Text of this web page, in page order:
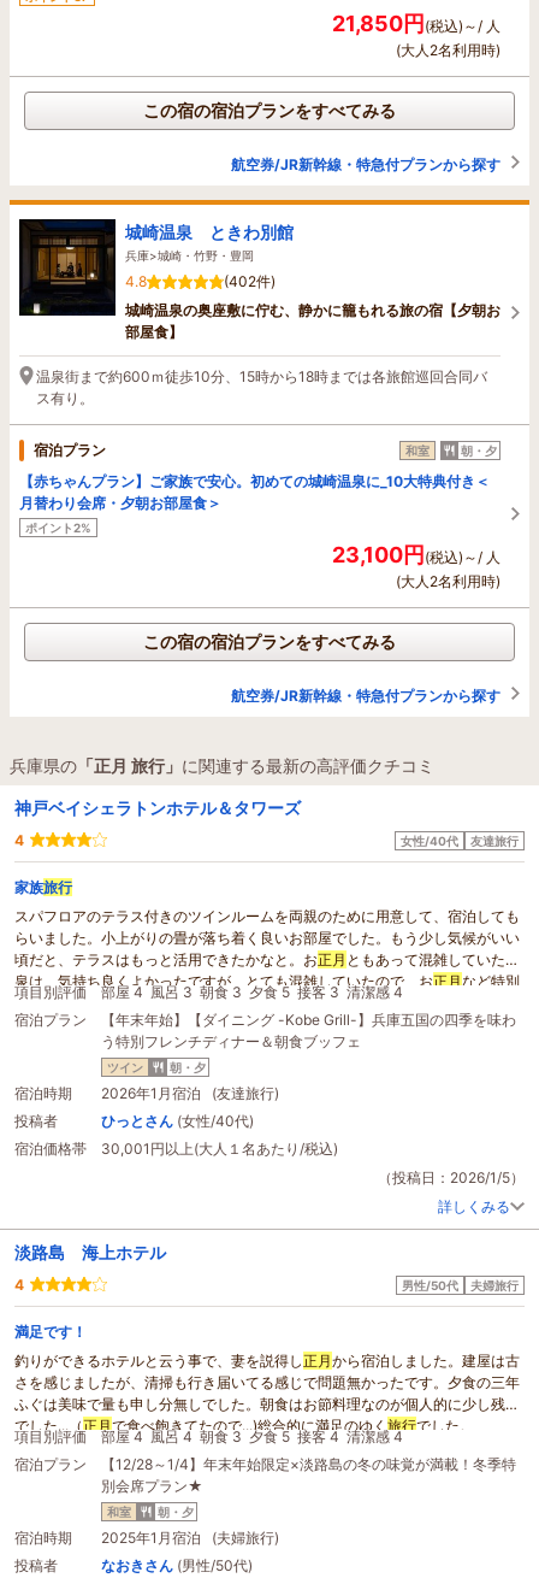
21,850円(税込)～/ 人
(大人2名利用時)
この宿の宿泊プランをすべてみる
航空券/JR新幹線・特急付プランから探す
城崎温泉 ときわ別館
兵庫>城崎・竹野・豊岡
4.8
(402件)
城崎温泉の奥座敷に佇む、静かに籠もれる旅の宿【夕朝お
部屋食】
温泉街まで約600ｍ徒歩10分、15時から18時までは各旅館巡回合同バ
ス有り。
宿泊プラン 和室 朝・夕
【赤ちゃんプラン】ご家族で安心。初めての城崎温泉に_10大特典付き＜
月替わり会席・夕朝お部屋食＞
ポイント2%
23,100円(税込)～/ 人
(大人2名利用時)
この宿の宿泊プランをすべてみる
航空券/JR新幹線・特急付プランから探す
兵庫県の 「正月 旅行」 に関連する最新の高評価クチコミ
神戸ベイシェラトンホテル＆タワーズ
4 女性/40代 友達旅行
家族旅行
スパフロアのテラス付きのツインルームを両親のために用意して、宿泊しても
らいました。小上がりの畳が落ち着く良いお部屋でした。もう少し気候がいい
頃だと、テラスはもっと活用できたかなと。お正月 ともあって混雑していた温
泉は、気持ち良くよかったですが、とても混雑していたので、お正月など特別
な期間など宿泊者の多い時だけでも、日帰りを中止してもらったほうが、宿泊
者にはやさしいかなと思いました。朝はゆっくりと入れたので。両親は全般的
に満足のようでした。
項目別評価 部屋 4 風呂 3 朝食 3 夕食 5 接客 3 清潔感 4
宿泊プラン
【年末年始】【ダイニング -Kobe Grill-】兵庫五国の四季を味わ
う特別フレンチディナー＆朝食ブッフェ
ツイン 朝・夕
宿泊時期
2026年1月宿泊 (友達旅行)
投稿者
ひっとさん (女性/40代)
宿泊価格帯
30,001円以上(大人１名あたり/税込)
（投稿日：2026/1/5）
詳しくみる
淡路島 海上ホテル
4 男性/50代 夫婦旅行
満足です！
釣りができるホテルと云う事で、妻を説得し正月から宿泊しました。建屋は古
さを感じましたが、清掃も行き届いてる感じで問題無かったです。夕食の三年
ふぐは美味で量も申し分無しでした。朝食はお節料理なのが個人的に少し残念
でした...（正月で食べ飽きてたので...)総合的に満足のゆく 旅行でした。
項目別評価 部屋 4 風呂 4 朝食 3 夕食 5 接客 4 清潔感 4
宿泊プラン
【12/28～1/4】年末年始限定×淡路島の冬の味覚が満載！冬季特
別会席プラン★
和室 朝・夕
宿泊時期
2025年1月宿泊 (夫婦旅行)
投稿者
なおきさん (男性/50代)